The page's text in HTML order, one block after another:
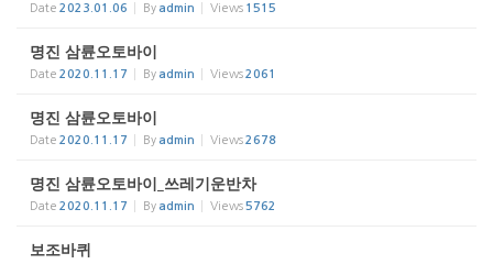
Date 2023.01.06 By admin Views 1515
명진 삼륜오토바이
Date 2020.11.17 By admin Views2061
명진 삼륜오토바이
Date 2020.11.17 By admin Views2678
명진 삼륜오토바이_쓰레기운반차
Date 2020.11.17 By admin Views5762
보조바퀴